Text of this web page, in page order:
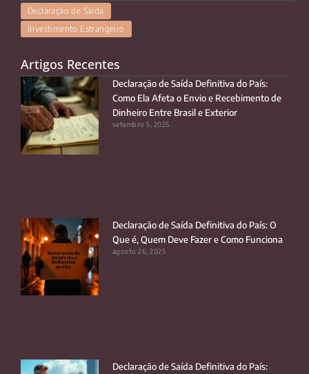
Declaração de Saída
Investimento Estrangeiro
Artigos Recentes
Declaração de Saída Definitiva do País:
Como Ela Afeta o Envio e Recebimento de
Dinheiro Entre Brasil e Exterior
setembro 5, 2025
Declaração de Saída Definitiva do País: O
Que é, Quem Deve Fazer e Como Funciona
agosto 26, 2025
Declaração de Saída Definitiva do País: